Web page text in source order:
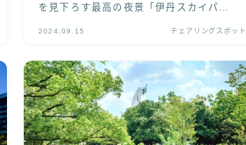
を見下ろす最高の夜景「伊丹スカイパー
2024.09.15 チェアリングスポット